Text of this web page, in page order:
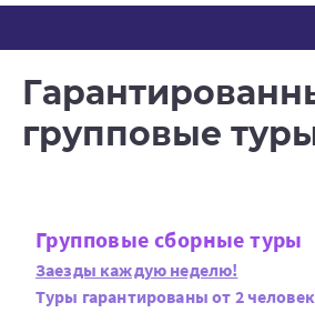
групповые
Групповые сборные туры
Заезды каждую неделю!
Туры гарантированы от 2